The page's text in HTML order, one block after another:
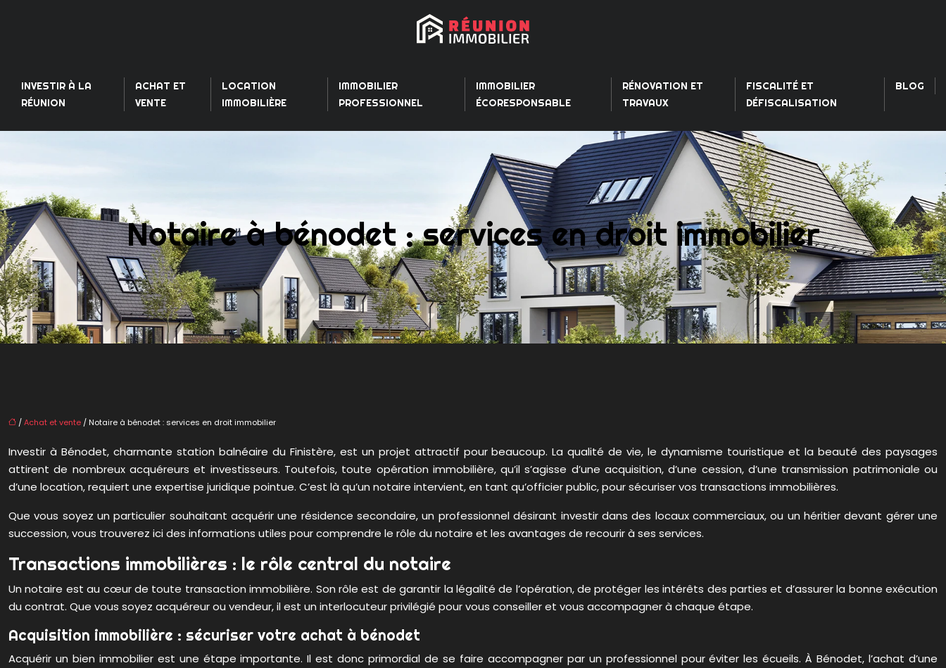
INVESTIR À LA
RÉUNION
ACHAT ET
VENTE
LOCATION
IMMOBILIÈRE
IMMOBILIER
PROFESSIONNEL
IMMOBILIER
ÉCORESPONSABLE
RÉNOVATION ET
TRAVAUX
FISCALITÉ ET
DÉFISCALISATION
BLOG
Notaire à bénodet : services en droit immobilier
/Achat et vente / Notaire à bénodet : services en droit immobilier
Investir à Bénodet, charmante station balnéaire du Finistère, est un projet attractif pour beaucoup. La qualité de vie, le dynamisme touristique et la beauté des paysages
attirent de nombreux acquéreurs et investisseurs. Toutefois, toute opération immobilière, qu’il s’agisse d’une acquisition, d’une cession, d’une transmission patrimoniale ou
d’une location, requiert une expertise juridique pointue. C’est là qu’un notaire intervient, en tant qu’officier public, pour sécuriser vos transactions immobilières.
Que vous soyez un particulier souhaitant acquérir une résidence secondaire, un professionnel désirant investir dans des locaux commerciaux, ou un héritier devant gérer une
succession, vous trouverez ici des informations utiles pour comprendre le rôle du notaire et les avantages de recourir à ses services.
Transactions immobilières : le rôle central du notaire
Un notaire est au cœur de toute transaction immobilière. Son rôle est de garantir la légalité de l’opération, de protéger les intérêts des parties et d’assurer la bonne exécution
du contrat. Que vous soyez acquéreur ou vendeur, il est un interlocuteur privilégié pour vous conseiller et vous accompagner à chaque étape.
Acquisition immobilière : sécuriser votre achat à bénodet
Acquérir un bien immobilier est une étape importante. Il est donc primordial de se faire accompagner par un professionnel pour éviter les écueils. À Bénodet, l’achat d’une